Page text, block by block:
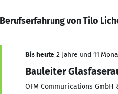
Berufserfahrung von Tilo
Bis heute 2 Jahre und 11
Bauleiter
OFM Communications GmbH